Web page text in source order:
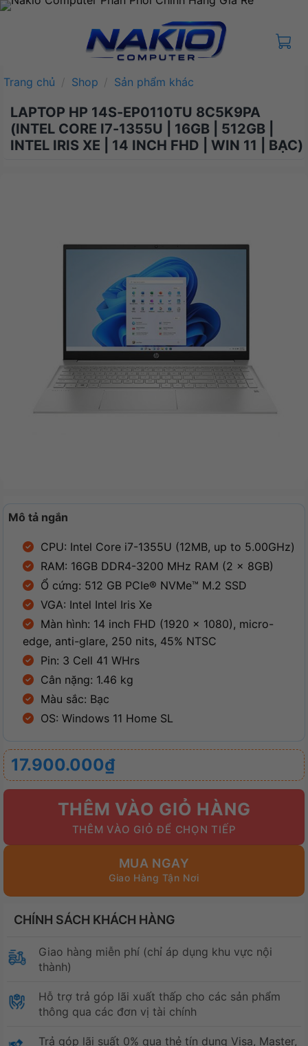
Bỏ
Trang chủ / Shop / Sản phẩm khác
LAPTOP HP 14S-EP0110TU 8C5K9PA
(INTEL CORE I7-1355U | 16GB | 512GB |
INTEL IRIS XE | 14 INCH FHD | WIN 11 | BẠC)
Mô tả ngắn
CPU: Intel Core i7-1355U (12MB, up to 5.00GHz)
RAM: 16GB DDR4-3200 MHz RAM (2 x 8GB)
Ổ cứng: 512 GB PCIe® NVMe™ M.2 SSD
VGA: Intel Intel Iris Xe
Màn hình: 14 inch FHD (1920 x 1080), micro-
edge, anti-glare, 250 nits, 45% NTSC
Pin: 3 Cell 41 WHrs
Cân nặng: 1.46 kg
Màu sắc: Bạc
OS: Windows 11 Home SL
17.900.000₫
THÊM VÀO GIỎ HÀNG
MUA NGAY
CHÍNH SÁCH KHÁCH HÀNG
Giao hàng miễn phí (chỉ áp dụng khu vực nội
thành)
Hỗ trợ trả góp lãi xuất thấp cho các sản phẩm
thông qua các đơn vị tài chính
Trả góp lãi suất 0% qua thẻ tín dụng Visa, Master,